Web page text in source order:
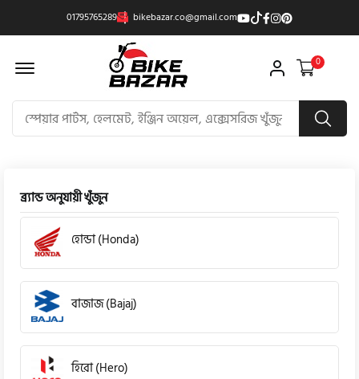
01795765289 bikebazar.co@gmail.com
Offcanvas Menu Open 0
ব্র্যান্ড অনুযায়ী খুঁজুন
হোন্ডা (Honda)
বাজাজ (Bajaj)
হিরো (Hero)